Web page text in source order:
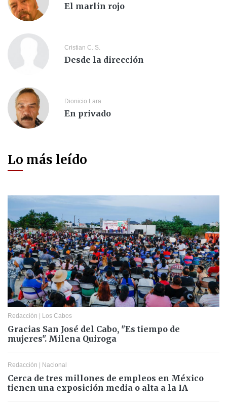
El marlin rojo
Cristian C. S.
Desde la dirección
Dionicio Lara
En privado
Lo más leído
Redacción Los Cabos
Gracias San José del Cabo, "Es tiempo de
mujeres". Milena Quiroga
Redacción Nacional
Cerca de tres millones de empleos en México
tienen una exposición media o alta a la IA